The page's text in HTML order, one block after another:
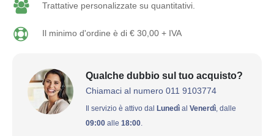
Trattative personalizzate su quantitativi.
Il minimo d'ordine è di € 30,00 + IVA
Qualche dubbio sul tuo acquisto?
Chiamaci al numero 011 9103774
Il servizio è attivo dal Lunedì al Venerdì , dalle
09:00 alle 18:00